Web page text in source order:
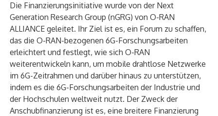
Die Finanzierungsinitiative wurde von der Next
Generation Research Group (nGRG) von O-RAN
ALLIANCE geleitet. Ihr Ziel ist es, ein Forum zu schaffen,
das die O-RAN-bezogenen 6G-Forschungsarbeiten
erleichtert und festlegt, wie sich O-RAN
weiterentwickeln kann, um mobile drahtlose Netzwerke
im 6G-Zeitrahmen und darüber hinaus zu unterstützen,
indem es die 6G-Forschungsarbeiten der Industrie und
der Hochschulen weltweit nutzt. Der Zweck der
Anschubfinanzierung ist es, eine breitere Finanzierung